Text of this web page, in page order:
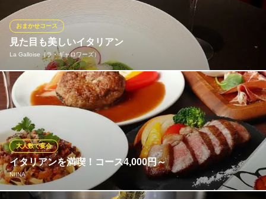
見た目も美しいイタリアン
La Galloise（ラ・ギャロワーズ）
おまかせコース
その時々に仕入れた旬の食材をふんだんに使用したシェフ渾身の
コース料理が大人気★見た目も美しく芸術的なお料理の数々は、
デートや記念日のご利用にも最適◎特に女性の皆様から大変ご好
評いただいております。
La Galloise（ラ・ギャロワーズ）
人気イタリアン パスタ
大阪メトロ四つ橋線四ツ橋駅 徒歩3分
大阪府大阪市西区新町1-23-2 TBビル1F
イタリアンを満喫！コース4,000円～
NIINA
大人数で宴会